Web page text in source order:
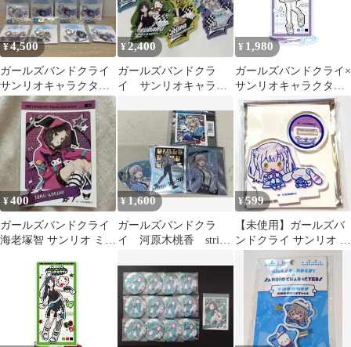
¥ 4,500
ガールズバンドクライ
サンリオキャラクター
ズ アクリルキーホルダ
ー 8種セット
¥2,400
ガールズバンドクラ
イ サンリオキャラク
¥ 1,980
ガールズバンドクライ×
サンリオキャラクター
ズ 18 アイ×シナモロー
ル（コラボイラスト）
アクリルスタンド ガル
クラ 新品 未開封品 正
規品 Proxy OK
¥400
ガールズバンドクライ
海老塚智 サンリオ ミニ
¥1,600
ガールズバンドクラ
イ 河原木桃香 stride!
クラ
¥599
【未使用】ガールズバ
ンドクライ サンリオ ア
クスタ アイ シナモロー